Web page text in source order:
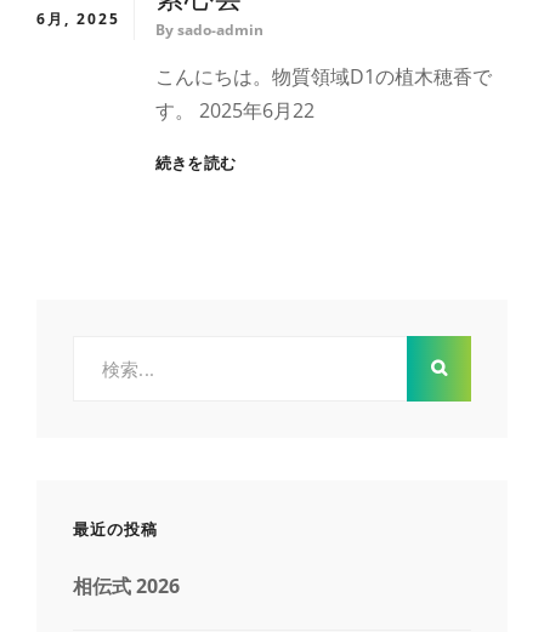
6月, 2025
Bysado-admin
こんにちは。物質領域D1の植木穂香で
す。 2025年6月22
続きを読む素
最近の投稿
相伝式 2026